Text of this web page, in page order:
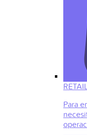
Para